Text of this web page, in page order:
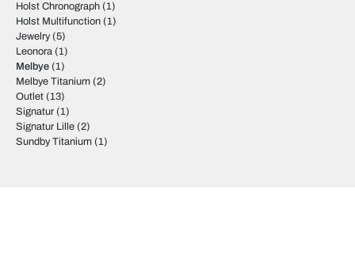
Holst Chronograph (1)
Holst Multifunction (1)
Jewelry(5)
Leonora (1)
Melbye (1)
Melbye Titanium (2)
Outlet (13)
Signatur (1)
Signatur Lille (2)
Sundby Titanium (1)